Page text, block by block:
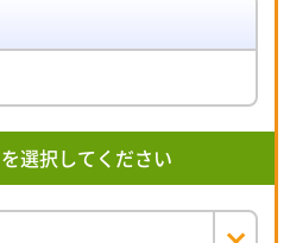
選択してください